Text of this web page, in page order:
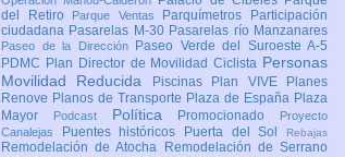
del Retiro
Parque Ventas Parquímetros
Participación
ciudadana Pasarelas M-30 Pasarelas río Manzanares
Paseo de la Dirección
Paseo Verde del Suroeste A-5
PDMC Plan Director de Movilidad Ciclista Personas
Movilidad Reducida
Piscinas Plan VIVE
Planes
Renove Planos de Transporte Plaza de España Plaza
Mayor
Podcast Política Promocionado
Proyecto
Canalejas
Puentes históricos Puerta del Sol Rebajas
Remodelación de Atocha
Remodelación de Serrano